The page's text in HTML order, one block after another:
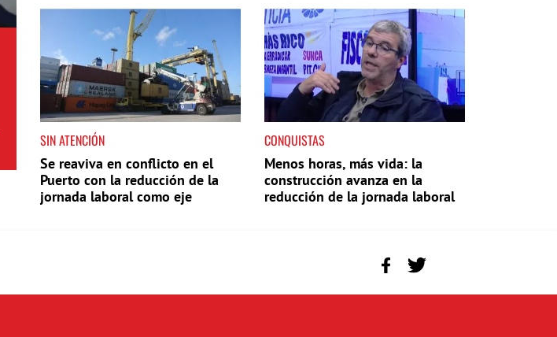
SIN ATENCIÓN
Se reaviva en conflicto en el
Puerto con la reducción de la
jornada laboral como eje
CONQUISTAS
Menos horas, más vida: la
construcción avanza en la
reducción de la jornada laboral